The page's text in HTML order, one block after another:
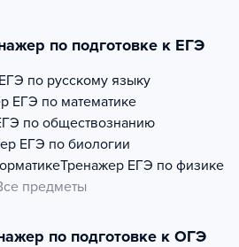
по подготовке к ЕГЭ
ЕГЭ по русскому языку
ЕГЭ по математике
по обществознанию
ЕГЭ по биологии
Тренажер ЕГЭ по физике
предметы
по подготовке к ОГЭ